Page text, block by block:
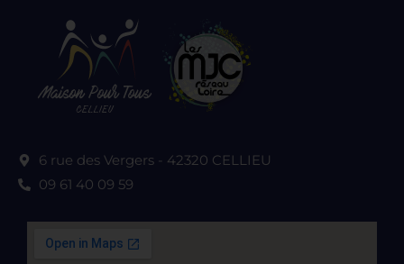
6 rue des Vergers - 42320 CELLIEU
09 61 40 09 59